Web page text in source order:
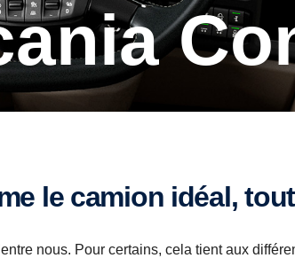
le camion idéal,
nous. Pour certains, cela tient aux